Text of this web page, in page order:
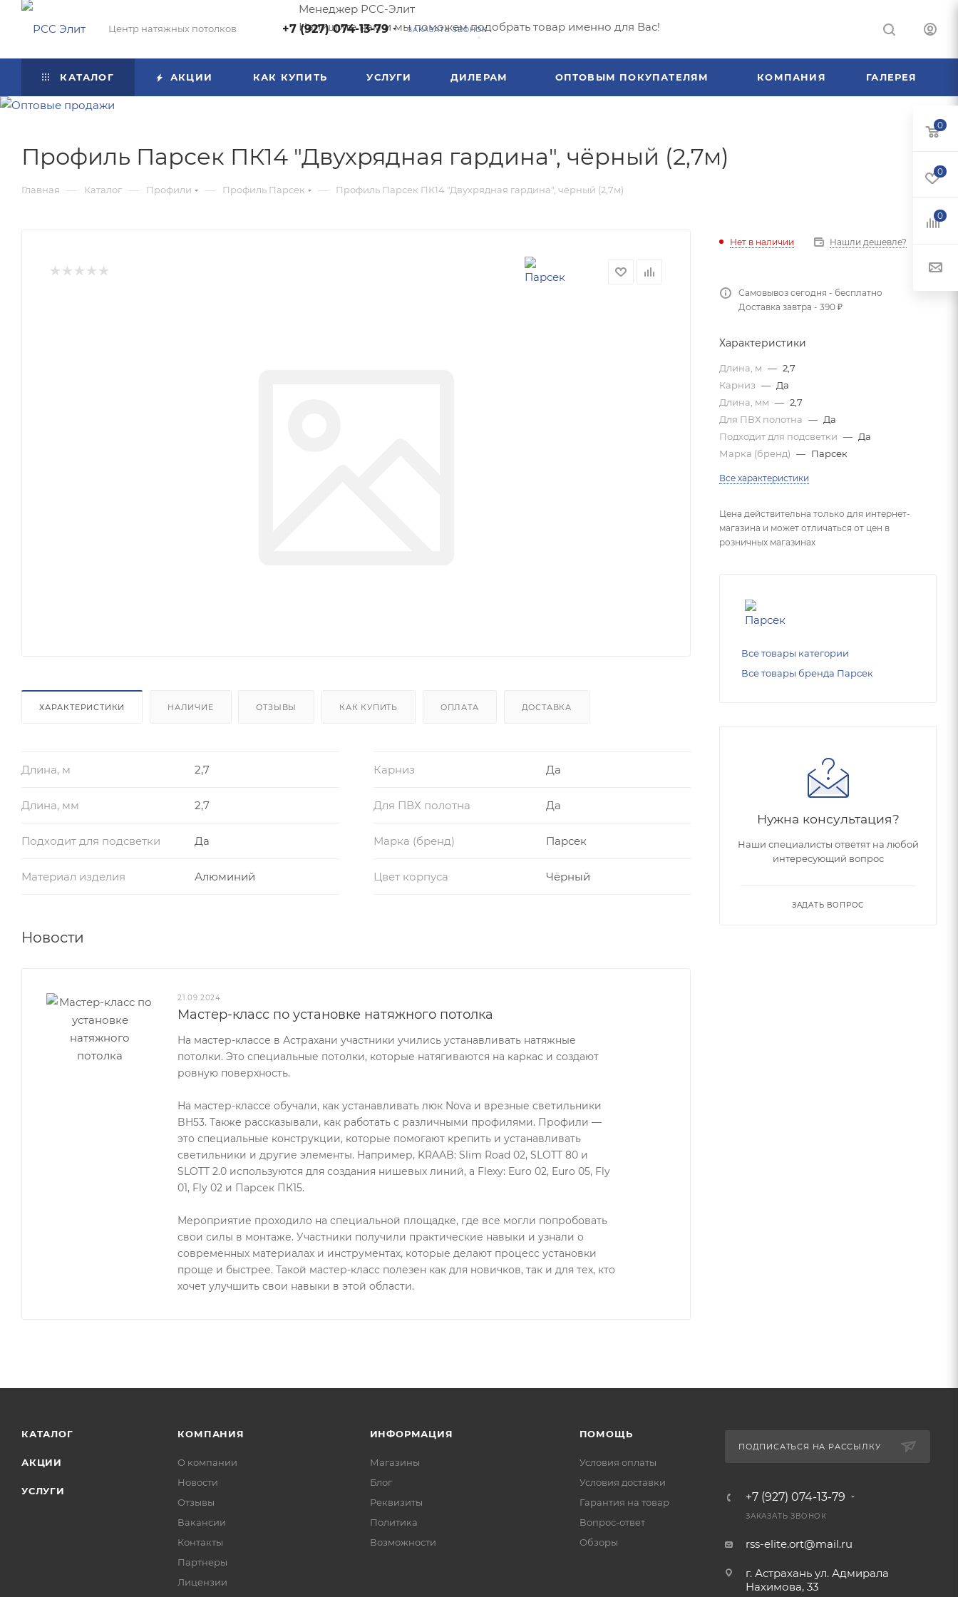
Менеджер РСС-Элит
Напишите нам и мы поможем подобрать товар именно для Вас!
Центр натяжных потолков +7 (927) 074-13-79 ЗАКАЗАТЬ ЗВОНОК
КАТАЛОГ АКЦИИ КАК КУПИТЬ УСЛУГИ ДИЛЕРАМ ОПТОВЫМ ПОКУПАТЕЛЯМ КОМПАНИЯ ГАЛЕРЕЯ
Профиль Парсек ПК14 "Двухрядная гардина", чёрный (2,7м)
Главная — Каталог — Профили — Профиль Парсек — Профиль Парсек ПК14 "Двухрядная гардина", чёрный (2,7м)
ХАРАКТЕРИСТИКИ НАЛИЧИЕ ОТЗЫВЫ КАК КУПИТЬ ОПЛАТА ДОСТАВКА
Длина, м 2,7 Карниз Да
Длина, мм 2,7 Для ПВХ полотна Да
Подходит для подсветки Да Марка (бренд) Парсек
Материал изделия Алюминий Цвет корпуса Чёрный
Новости
21.09.2024
Мастер-класс по установке натяжного потолка
На мастер-классе в Астрахани участники учились устанавливать натяжные
потолки. Это специальные потолки, которые натягиваются на каркас и создают
ровную поверхность.
На мастер-классе обучали, как устанавливать люк Nova и врезные светильники
BH53. Также рассказывали, как работать с различными профилями. Профили —
это специальные конструкции, которые помогают крепить и устанавливать
светильники и другие элементы. Например, KRAAB: Slim Road 02, SLOTT 80 и
SLOTT 2.0 используются для создания нишевых линий, а Flexy: Euro 02, Euro 05, Fly
01, Fly 02 и Парсек ПК15.
Мероприятие проходило на специальной площадке, где все могли попробовать
свои силы в монтаже. Участники получили практические навыки и узнали о
современных материалах и инструментах, которые делают процесс установки
проще и быстрее. Такой мастер-класс полезен как для новичков, так и для тех, кто
хочет улучшить свои навыки в этой области.
Нет в наличии Нашли дешевле?
Самовывоз сегодня - бесплатно
Доставка завтра - 390 ₽
Характеристики
Длина, м — 2,7
Карниз — Да
Длина, мм — 2,7
Для ПВХ полотна — Да
Подходит для подсветки — Да
Марка (бренд) — Парсек
Все характеристики
Цена действительна только для интернет-
магазина и может отличаться от цен в
розничных магазинах
Все товары категории
Все товары бренда Парсек
Нужна консультация?
Наши специалисты ответят на любой
интересующий вопрос
ЗАДАТЬ ВОПРОС
КАТАЛОГ
АКЦИИ
УСЛУГИ
КОМПАНИЯ
О компании
Новости
Отзывы
Вакансии
Контакты
Партнеры
Лицензии
ИНФОРМАЦИЯ
Магазины
Блог
Реквизиты
Политика
Возможности
ПОМОЩЬ
Условия оплаты
Условия доставки
Гарантия на товар
Вопрос-ответ
Обзоры
ПОДПИСАТЬСЯ НА РАССЫЛКУ
+7 (927) 074-13-79
ЗАКАЗАТЬ ЗВОНОК
rss-elite.ort@mail.ru
г. Астрахань ул. Адмирала
Нахимова, 33
0
0
0